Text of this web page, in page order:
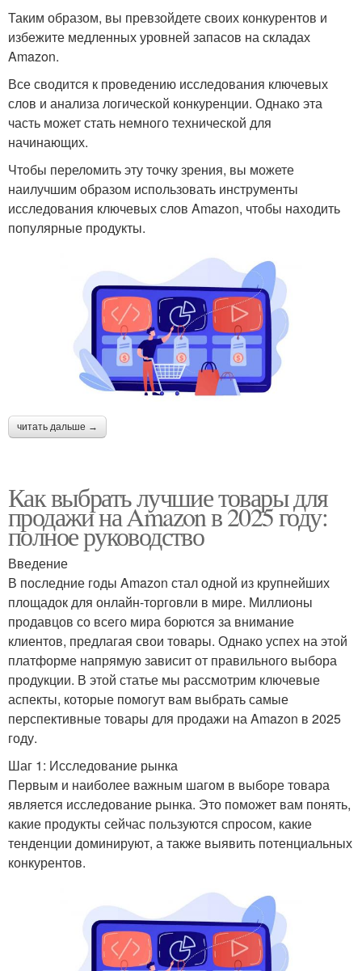
Таким образом, вы превзойдете своих конкурентов и
избежите медленных уровней запасов на складах
Amazon.
Все сводится к проведению исследования ключевых
слов и анализа логической конкуренции. Однако эта
часть может стать немного технической для
начинающих.
Чтобы переломить эту точку зрения, вы можете
наилучшим образом использовать инструменты
исследования ключевых слов Amazon, чтобы находить
популярные продукты.
читать дальше →
Как выбрать лучшие товары для
продажи на Amazon в 2025 году:
полное руководство
Введение
В последние годы Amazon стал одной из крупнейших
площадок для онлайн-торговли в мире. Миллионы
продавцов со всего мира борются за внимание
клиентов, предлагая свои товары. Однако успех на этой
платформе напрямую зависит от правильного выбора
продукции. В этой статье мы рассмотрим ключевые
аспекты, которые помогут вам выбрать самые
перспективные товары для продажи на Amazon в 2025
году.
Шаг 1: Исследование рынка
Первым и наиболее важным шагом в выборе товара
является исследование рынка. Это поможет вам понять,
какие продукты сейчас пользуются спросом, какие
тенденции доминируют, а также выявить потенциальных
конкурентов.